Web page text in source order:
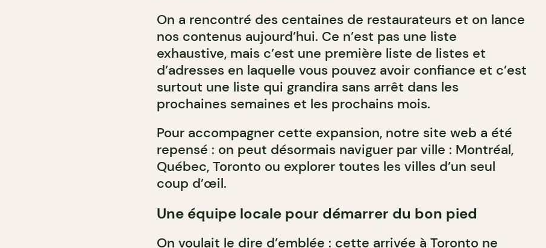
On a rencontré des centaines de restaurateurs et on lance
nos contenus aujourd’hui. Ce n’est pas une liste
exhaustive, mais c’est une première liste de listes et
d’adresses en laquelle vous pouvez avoir confiance et c’est
surtout une liste qui grandira sans arrêt dans les
prochaines semaines et les prochains mois.
Pour accompagner cette expansion, notre site web a été
repensé : on peut désormais naviguer par ville : Montréal,
Québec, Toronto ou explorer toutes les villes d’un seul
coup d’œil.
Une équipe locale pour démarrer du bon pied
On voulait le dire d’emblée : cette arrivée à Toronto ne